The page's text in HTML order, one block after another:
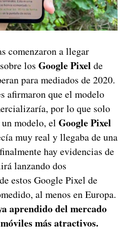
comenzaron a llegar
los Google Pixel de
para mediados de 2020.
afirmaron que el modelo
por lo que solo
modelo, el Google Pixel
muy real y llegaba de una
hay evidencias de
lanzando dos
estos Google Pixel de
al menos en Europa.
aprendido del mercado
más atractivos.